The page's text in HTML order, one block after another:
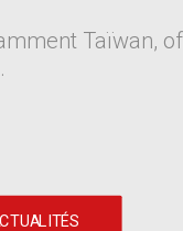
Taïwan,